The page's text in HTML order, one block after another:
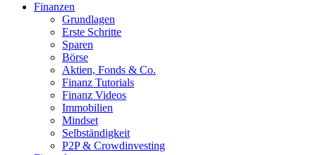
oben
Finanzen
Grundlagen
Erste Schritte
Sparen
Börse
Aktien, Fonds & Co.
Finanz Tutorials
Finanz Videos
Immobilien
Mindset
Selbständigkeit
P2P & Crowdinvesting